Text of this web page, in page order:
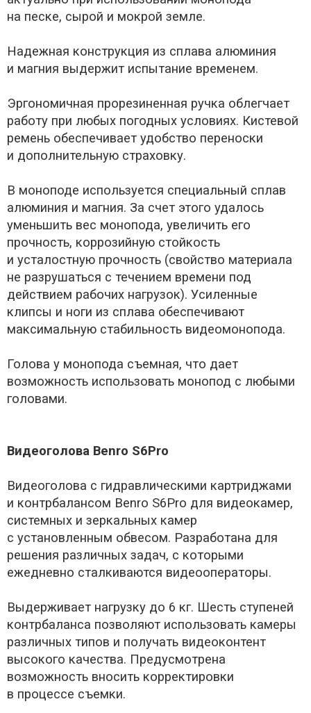
на песке, сырой и мокрой земле.
Надежная конструкция из сплава алюминия
и магния выдержит испытание временем.
Эргономичная прорезиненная ручка облегчает
работу при любых погодных условиях. Кистевой
ремень обеспечивает удобство переноски
и дополнительную страховку.
В моноподе используется специальный сплав
алюминия и магния. За счет этого удалось
уменьшить вес монопода, увеличить его
прочность, коррозийную стойкость
и усталостную прочность (свойство материала
не разрушаться с течением времени под
действием рабочих нагрузок). Усиленные
клипсы и ноги из сплава обеспечивают
максимальную стабильность видеомонопода.
Голова у монопода съемная, что дает
возможность использовать монопод с любыми
головами.
Видеоголова Benro S6Pro
Видеоголова c гидравлическими картриджами
и контрбалансом Benro S6Pro для видеокамер,
системных и зеркальных камер
с установленным обвесом. Разработана для
решения различных задач, с которыми
ежедневно сталкиваются видеооператоры.
Выдерживает нагрузку до 6 кг. Шесть ступеней
контрбаланса позволяют использовать камеры
различных типов и получать видеоконтент
высокого качества. Предусмотрена
возможность вносить корректировки
в процессе съемки.